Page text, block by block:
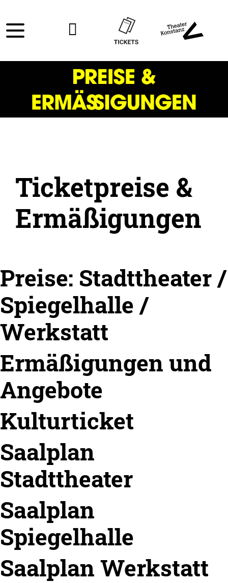
Ticketpreise &
Ermäßigungen
Preise: Stadttheater /
Spiegelhalle /
Werkstatt
Ermäßigungen und
Angebote
Kulturticket
Saalplan
Stadttheater
Saalplan
Spiegelhalle
Saalplan Werkstatt